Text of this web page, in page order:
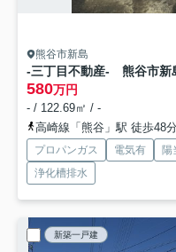
熊谷市新島
-三丁目不動産- 熊谷市
580万円
- / 122.69㎡ / -
高崎線「熊谷」駅 徒歩48
プロパンガス 電気有 陽
浄化槽排水
新築一戸建